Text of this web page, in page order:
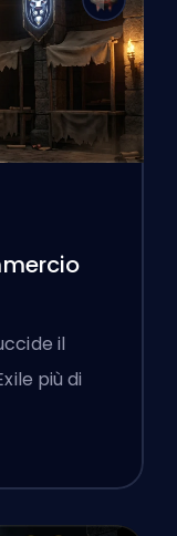
il
più di